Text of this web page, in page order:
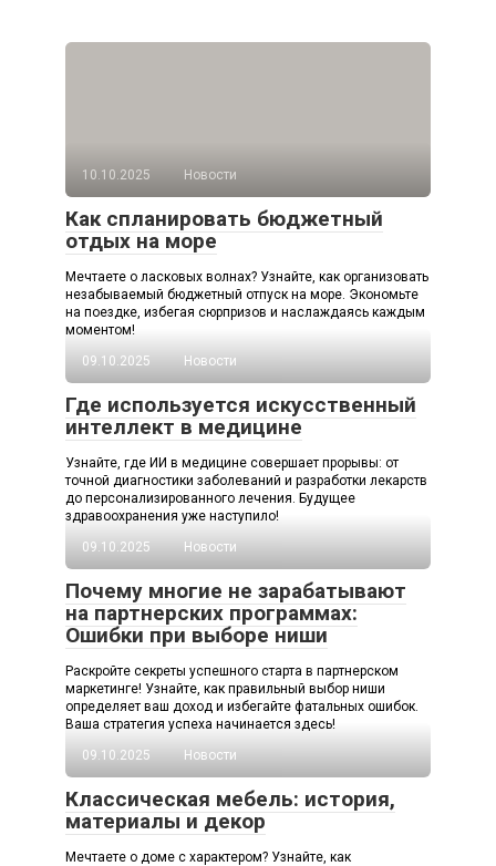
10.10.2025 Новости
Как спланировать бюджетный
отдых на море
Мечтаете о ласковых волнах? Узнайте, как организовать
незабываемый бюджетный отпуск на море. Экономьте
на поездке, избегая сюрпризов и наслаждаясь каждым
моментом!
09.10.2025
Новости
Где используется искусственный
интеллект в медицине
Узнайте, где ИИ в медицине совершает прорывы: от
точной диагностики заболеваний и разработки лекарств
до персонализированного лечения. Будущее
здравоохранения уже наступило!
09.10.2025
Новости
Почему многие не зарабатывают
на партнерских программах:
Ошибки при выборе ниши
Раскройте секреты успешного старта в партнерском
маркетинге! Узнайте, как правильный выбор ниши
определяет ваш доход и избегайте фатальных ошибок.
Ваша стратегия успеха начинается здесь!
09.10.2025
Новости
Классическая мебель: история,
материалы и декор
Мечтаете о доме с характером? Узнайте, как